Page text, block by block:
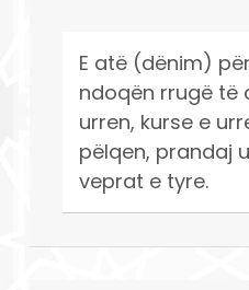
E atë (dënim)
ndoqën rrugë të
urren, kurse e
pëlqen, prandaj
veprat e tyre.